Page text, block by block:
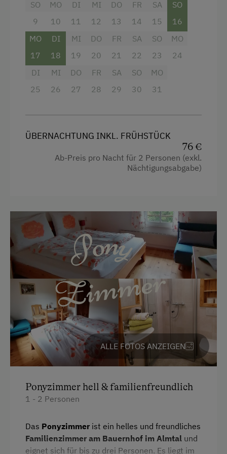
E-Herd
Geschirr vorhanden
Geschirrspüler
Gästeküche
Ohne Verpflegung
Regionale Spezialitäten
eigene Trinkwasserquelle
Übernachtung mit Frühstück
Übernachtung mit Halbpension
Service
Transfer Bahnhof
Freizeitaktivitäten am Betrieb und in der
Almwandern
Bergtouren
Bergwanderführer
zwei Stühlen sowie ein Kleiderschrank. Das
Handtüchern ausgestattet. Direkt neben dem
Zimmer befindet sich dievoll ausgestattete
Gästeküche . Der Parkplatz liegt hinter dem
Haus, von dort erreichen Sie das Zimmer über
nur wenige Stufen. Ein Vorhaus bietet Platz für
Schuhe, Jacken und Informationen zu
Ausstattung
Haarföhn
Handtücher
Toilette
Küche
Altbau
Haupthaus
Doppelbett
SO
9
MO
10
DI
11
MI
12
DO
13
FR
14
SA
15
SO
16
MO
17
DI
18
MI
19
DO
20
FR
21
SA
22
SO
23
MO
24
DI
25
MI
26
DO
27
FR
28
SA
29
SO
30
MO
31
ÜBERNACHTUNG INKL. FRÜHSTÜCK
76 €
Ab-Preis pro Nacht für 2 Personen (exkl.
Nächtigungsabgabe)
ALLE FOTOS ANZEIGEN
Ponyzimmer hell & familienfreundlich
1 - 2 Personen
Das Ponyzimmer ist ein helles und freundliches
Familienzimmer am Bauernhof im Almtal und
eignet sich für bis zu drei Personen. Es liegt im